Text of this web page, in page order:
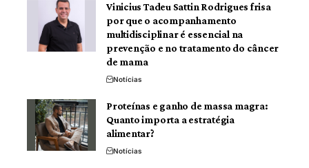
Vinicius Tadeu Sattin Rodrigues frisa
por que o acompanhamento
multidisciplinar é essencial na
prevenção e no tratamento do câncer
de mama
Notícias
Proteínas e ganho de massa magra:
Quanto importa a estratégia
alimentar?
Notícias